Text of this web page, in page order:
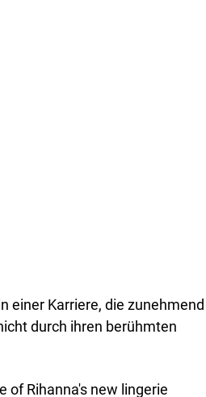
einer Karriere, die zunehmend
durch ihren berühmten
of Rihanna's new lingerie